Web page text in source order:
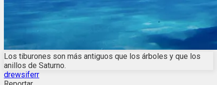
Los tiburones son más antiguos que los árboles y que los
anillos de Saturno.
drewsiferr